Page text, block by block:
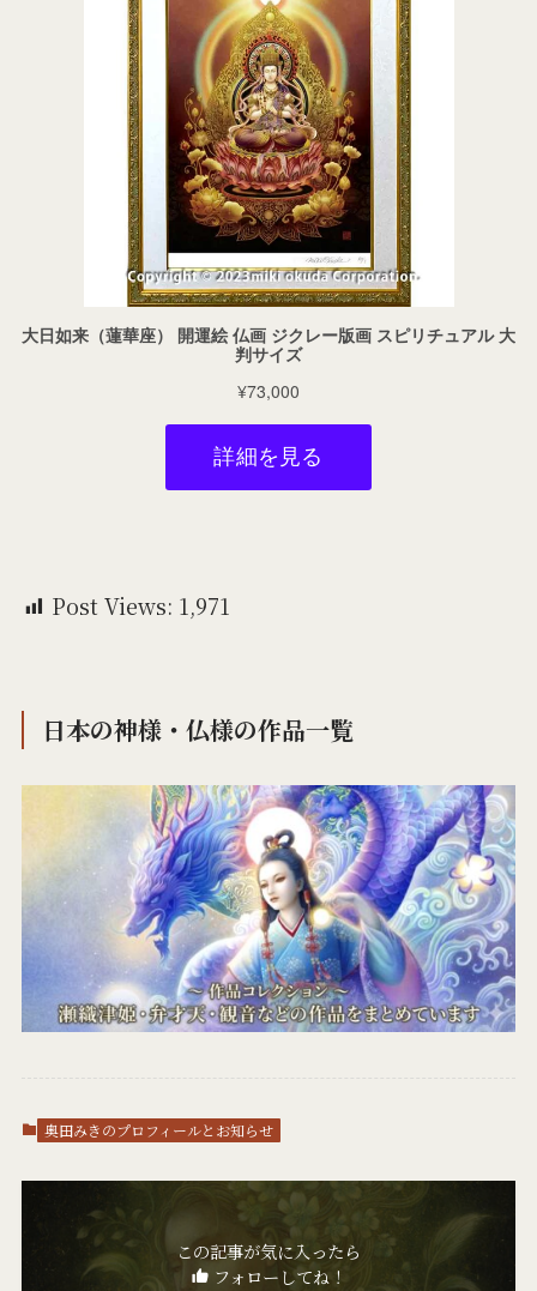
Post Views: 1,971
日本の神様・仏様の作品一覧
奥田みきのプロフィールとお知らせ
この記事が気に入ったら
フォローしてね！